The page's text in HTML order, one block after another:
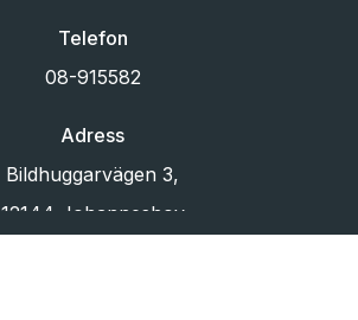
Telefon
08-915582
Adress
Bildhuggarvägen 3,
12144 Johanneshov